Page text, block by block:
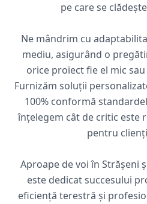
pe care se
Ne mândrim cu
mediu, asigurând o
orice proiect fie el mic
Furnizăm soluții
100% conformă
înțelegem cât de critic este
pentru
Aproape de voi în Strășeni
este dedicat succesului
eficiență terestră și